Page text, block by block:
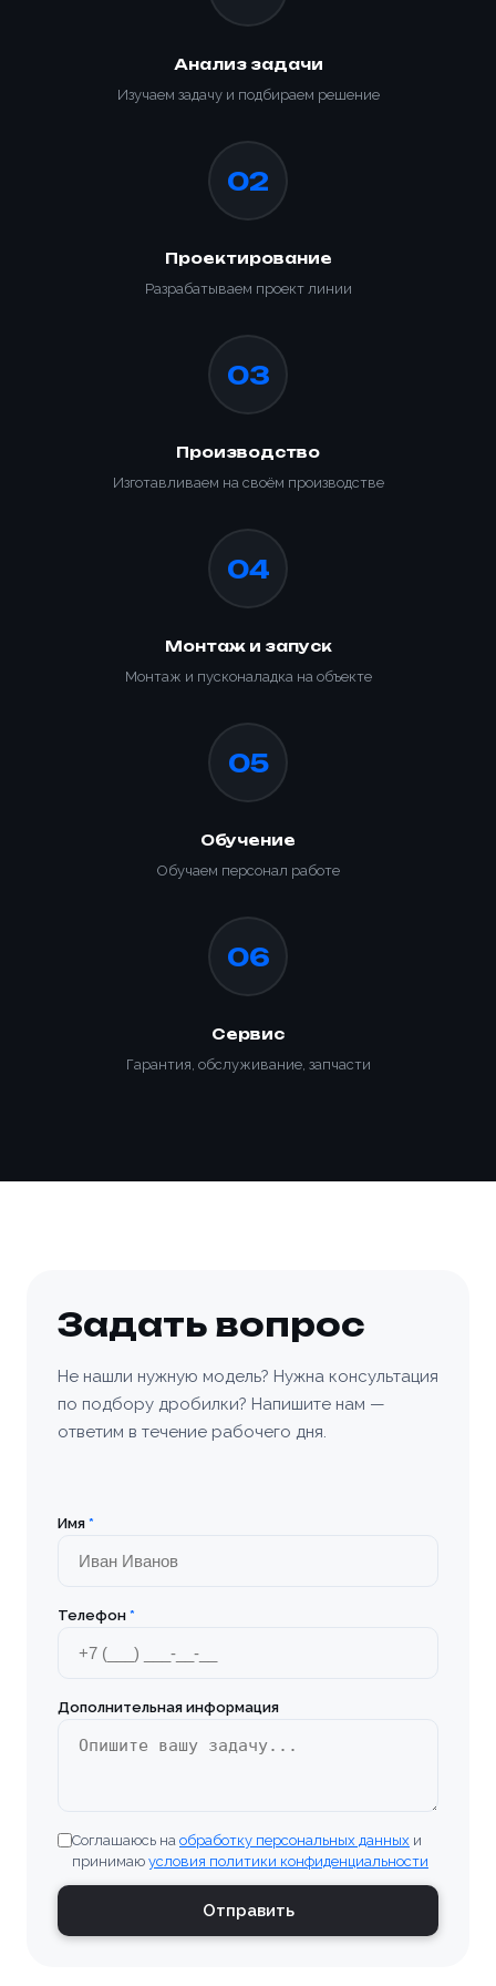
Анализ задачи
Изучаем задачу и подбираем решение
02
Проектирование
Разрабатываем проект линии
03
Производство
Изготавливаем на своём производстве
04
Монтаж и запуск
Монтаж и пусконаладка на объекте
05
Обучение
Обучаем персонал работе
06
Сервис
Гарантия, обслуживание, запчасти
Задать вопрос
Не нашли нужную модель? Нужна консультация
по подбору дробилки? Напишите нам —
ответим в течение рабочего дня.
Имя *
Телефон *
Дополнительная информация
Соглашаюсь на обработку персональных данных и
принимаю условия политики конфиденциальности
Отправить
Ваше имя *